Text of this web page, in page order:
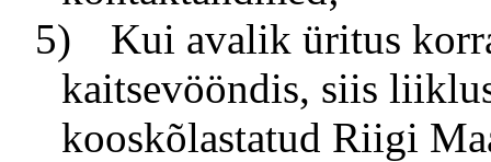
5)
Kui avalik üritus
kaitsevööndis, siis
kooskõlastatud Riigi